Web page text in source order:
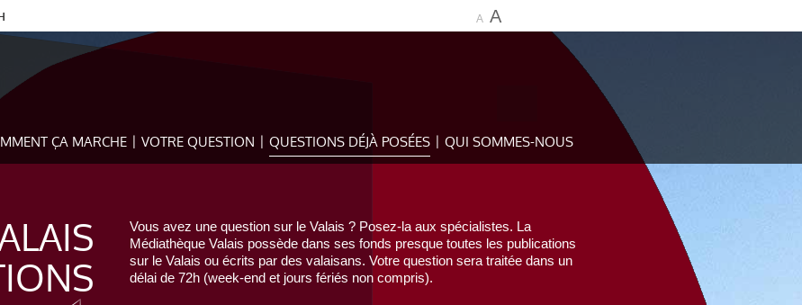
A A
ÇA MARCHE VOTRE QUESTION QUESTIONS DÉJÀ POSÉES QUI SOMMES-NOUS
Vous avez une question sur le Valais ? Posez-la aux spécialistes. La
Médiathèque Valais possède dans ses fonds presque toutes les publications
sur le Valais ou écrits par des valaisans. Votre question sera traitée dans un
délai de 72h (week-end et jours fériés non compris).